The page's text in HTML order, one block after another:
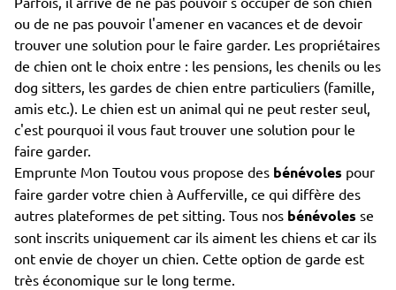
ou de ne pas pouvoir l'amener en vacances et de devoir
trouver une solution pour le faire garder. Les propriétaires
de chien ont le choix entre : les pensions, les chenils ou les
dog sitters, les gardes de chien entre particuliers (famille,
amis etc.). Le chien est un animal qui ne peut rester seul,
c'est pourquoi il vous faut trouver une solution pour le
faire garder.
Emprunte Mon Toutou vous propose des bénévoles pour
faire garder votre chien à Aufferville, ce qui diffère des
autres plateformes de pet sitting. Tous nos bénévoles se
sont inscrits uniquement car ils aiment les chiens et car ils
ont envie de choyer un chien. Cette option de garde est
très économique sur le long terme.